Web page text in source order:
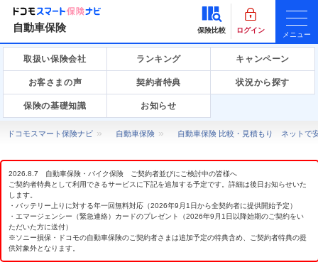
自動車保険 保険比較 ログイン
メニュー
取扱い保険会社 ランキング キャンペーン
お客さまの声 契約者特典 状況から探す
保険の基礎知識 お知らせ
ドコモスマート保険ナビ 自動車保険 自動車保険 比較・見積もり ネットで
2026.8.7 自動車保険・バイク保険 ご契約者並びにご検討中の皆様へ
ご契約者特典として利用できるサービスに下記を追加する予定です。詳細は後日お知らせいた
します。
・バッテリー上りに対する年一回無料対応（2026年9月1日から全契約者に提供開始予定）
・エマージェンシー（緊急連絡）カードのプレゼント（2026年9月1日以降始期のご契約をい
ただいた方に送付）
※ソニー損保・ドコモの自動車保険のご契約者さまは追加予定の特典含め、ご契約者特典の提
供対象外となります。